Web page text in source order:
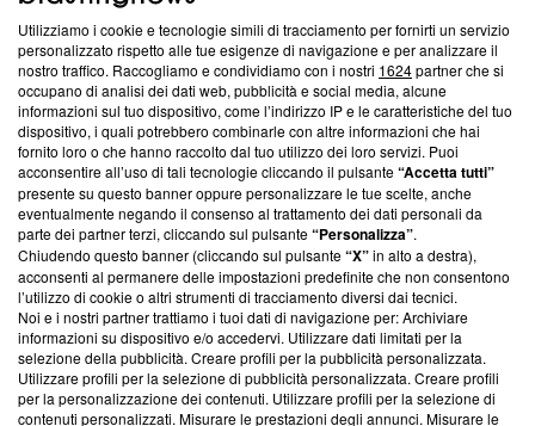
Questa sezione offre informazioni trasparenti su Blasting
News, sui nostri processi editoriali e su come ci impegniamo a
creare news di qualità. Inoltre, afferma la nostra aderenza a
‘Trust Project - News with Integrity’Blasting News non è
ancora membro del programma, ma ha richiesto di farne
parte; Trust Project non ha ancora effettuato una verifica di
conformità agli standard.
Su di noi
Team editoriale
Corporate
Redazione
Informativa Privacy
Utilizziamo i cookie e tecnologie simili di tracciamento per fornirti un servizio
personalizzato rispetto alle tue esigenze di navigazione e per analizzare il
nostro traffico. Raccogliamo e condividiamo con i nostri 1624partner che si
occupano di analisi dei dati web, pubblicità e social media, alcune
informazioni sul tuo dispositivo, come l’indirizzo IP e le caratteristiche del tuo
dispositivo, i quali potrebbero combinarle con altre informazioni che hai
fornito loro o che hanno raccolto dal tuo utilizzo dei loro servizi. Puoi
acconsentire all’uso di tali tecnologie cliccando il pulsante“Accetta tutti”
presente su questo banner oppure personalizzare le tue scelte, anche
eventualmente negando il consenso al trattamento dei dati personali da
parte dei partner terzi, cliccando sul pulsante“Personalizza”.
Chiudendo questo banner (cliccando sul pulsante“X”in alto a destra),
acconsenti al permanere delle impostazioni predefinite che non consentono
l’utilizzo di cookie o altri strumenti di tracciamento diversi dai tecnici.
Noi e i nostri partner trattiamo i tuoi dati di navigazione per: Archiviare
informazioni su dispositivo e/o accedervi. Utilizzare dati limitati per la
selezione della pubblicità. Creare profili per la pubblicità personalizzata.
Utilizzare profili per la selezione di pubblicità personalizzata. Creare profili
per la personalizzazione dei contenuti. Utilizzare profili per la selezione di
contenuti personalizzati. Misurare le prestazioni degli annunci. Misurare le